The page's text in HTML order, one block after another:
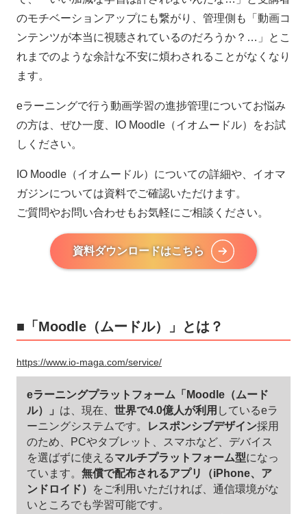
のモチベーションアップにも繋がり、管理側も「動画コ
ンテンツが本当に視聴されているのだろうか？…」とこ
れまでのような余計な不安に煩わされることがなくなり
ます。
eラーニングで行う動画学習の進捗管理についてお悩み
の方は、ぜひ一度、IO Moodle（イオムードル）をお試
しください。
IO Moodle（イオムードル）についての詳細や、イオマ
ガジンについては資料でご確認いただけます。
ご質問やお問い合わせもお気軽にご相談ください。
資料ダウンロードはこちら
■「Moodle（ムードル）」とは？
https://www.io-maga.com/service/
eラーニングプラットフォーム「Moodle（ムード
ル）」 は、現在、 世界で4.0億人が利用 しているeラ
ーニングシステムです。
レスポンシブデザイン採用
のため、PCやタブレット、スマホなど、デバイス
を選ばずに使えるマルチプラットフォーム型になっ
ています。 無償で配布されるアプリ（iPhone、ア
ンドロイド）
をご利用いただければ、通信環境がな
いところでも学習可能です。